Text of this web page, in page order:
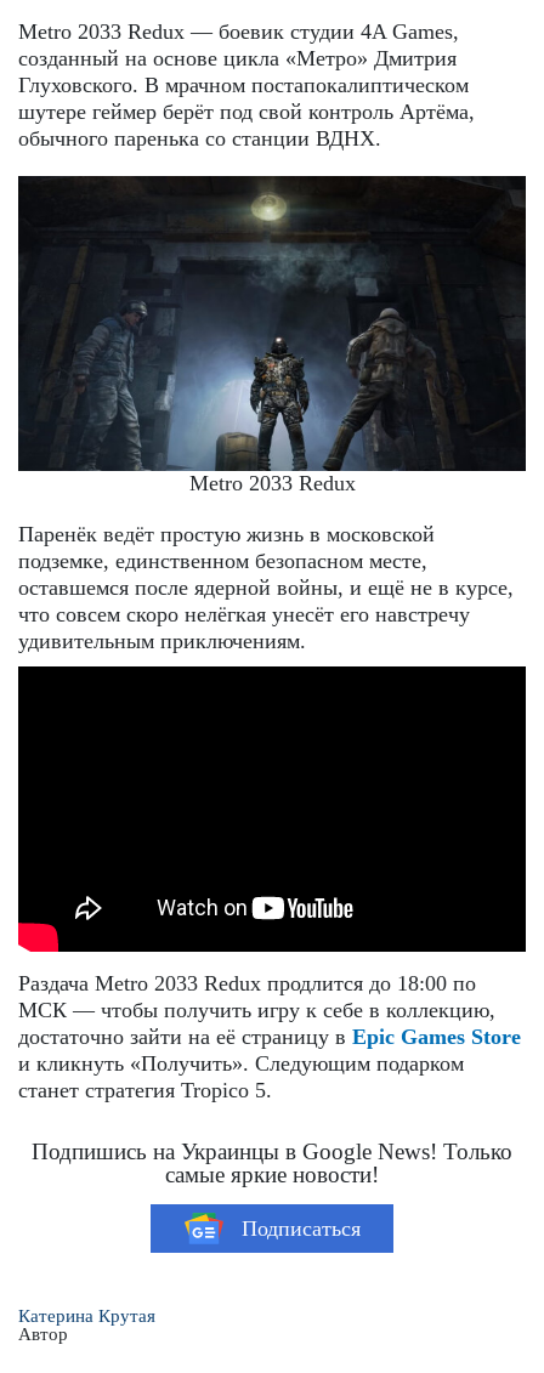
Metro 2033 Redux — боевик студии 4A Games,
созданный на основе цикла «Метро» Дмитрия
Глуховского. В мрачном постапокалиптическом
шутере геймер берёт под свой контроль Артёма,
обычного паренька со станции ВДНХ.
Metro 2033 Redux
Паренёк ведёт простую жизнь в московской
подземке, единственном безопасном месте,
оставшемся после ядерной войны, и ещё не в курсе,
что совсем скоро нелёгкая унесёт его навстречу
удивительным приключениям.
Раздача Metro 2033 Redux продлится до 18:00 по
МСК — чтобы получить игру к себе в коллекцию,
достаточно зайти на её страницу в Epic Games Store
и кликнуть «Получить». Следующим подарком
станет стратегия Tropico 5.
Подпишись на Украинцы в Google News! Только
самые яркие новости!
Подписаться
Катерина Крутая
Автор